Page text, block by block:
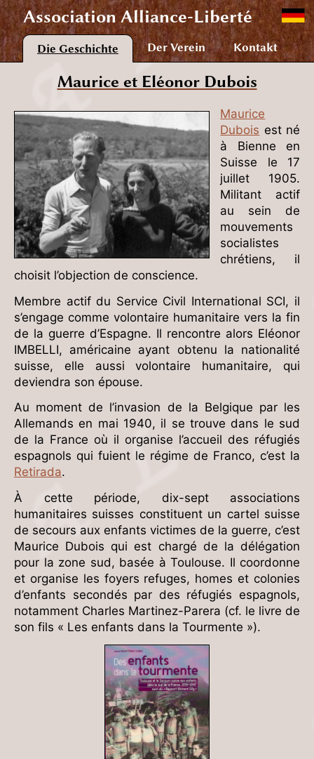
AssociationAlliance-Liberté
Die Geschichte Der Verein Kontakt
Maurice et Eléonor Dubois
Maurice
Dubois est né
à Bienne en
Suisse le 17
juillet 1905.
Militant actif
au sein de
mouvements
socialistes
chrétiens, il
choisit l’objection de conscience.
Membre actif du Service Civil International SCI, il
s’engage comme volontaire humanitaire vers la fin
de la guerre d’Espagne. Il rencontre alors Eléonor
IMBELLI, américaine ayant obtenu la nationalité
suisse, elle aussi volontaire humanitaire, qui
deviendra son épouse.
Au moment de l’invasion de la Belgique par les
Allemands en mai 1940, il se trouve dans le sud
de la France où il organise l’accueil des réfugiés
espagnols qui fuient le régime de Franco, c’est la
Retirada.
À cette période, dix-sept associations
humanitaires suisses constituent un cartel suisse
de secours aux enfants victimes de la guerre, c’est
Maurice Dubois qui est chargé de la délégation
pour la zone sud, basée à Toulouse. Il coordonne
et organise les foyers refuges, homes et colonies
d’enfants secondés par des réfugiés espagnols,
notamment Charles Martinez-Parera (cf. le livre de
son fils « Les enfants dans la Tourmente »).